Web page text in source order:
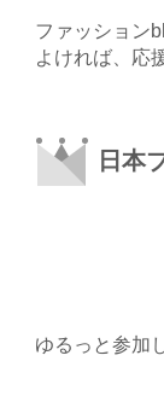
ファッション
よければ、応
日本
ゆるっと参加